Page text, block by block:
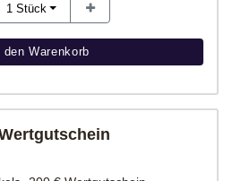
1 Stück
den Warenkorb